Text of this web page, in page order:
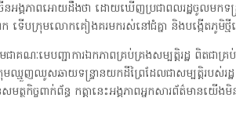
ង្គភាពអោយដឹងថា ដោយឃើញប្រជាពលរដ្ឋចូលមកទន្រ្ទ
ក ទើបក្រុមលោកគៀងគរមករស់នៅជំគ្នា និងបង្កើតភូមិថ្
គណៈមេបញ្ជាការឯកភាពគ្រប់គ្រងសម្បត្តិរដ្ឋ ពិតជាគ្រប់
មឈ្មួញឈូសឆាយទន្ទ្រានយកដីព្រៃដែលជាសម្បត្តិរបស់រ
កិច្ចពាក់ព័ន្ធ កត្តានេះអង្គភាពអ្នកសារព័ត៌មានយើង